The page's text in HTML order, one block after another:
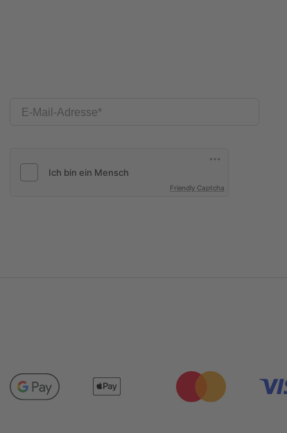
E-Mail-Adresse
Friendly Captcha